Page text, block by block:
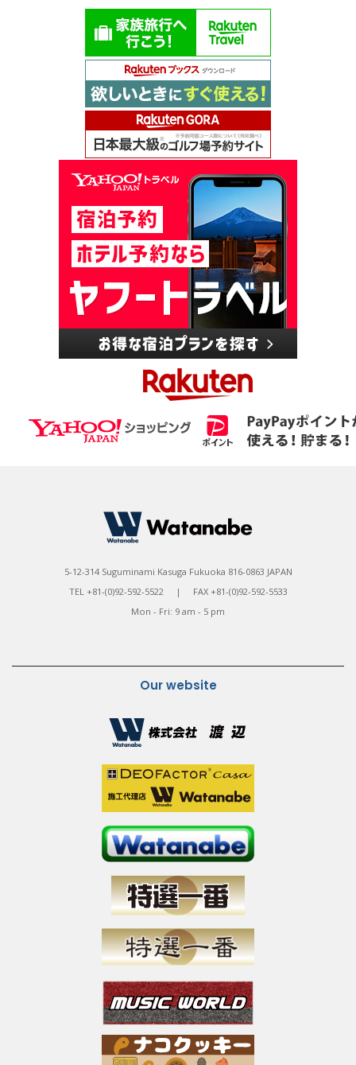
5-12-314 Suguminami Kasuga Fukuoka 816-0863 JAPAN
TEL +81-(0)92-592-5522 | FAX +81-(0)92-592-5533
Mon - Fri: 9 am - 5 pm
Our website